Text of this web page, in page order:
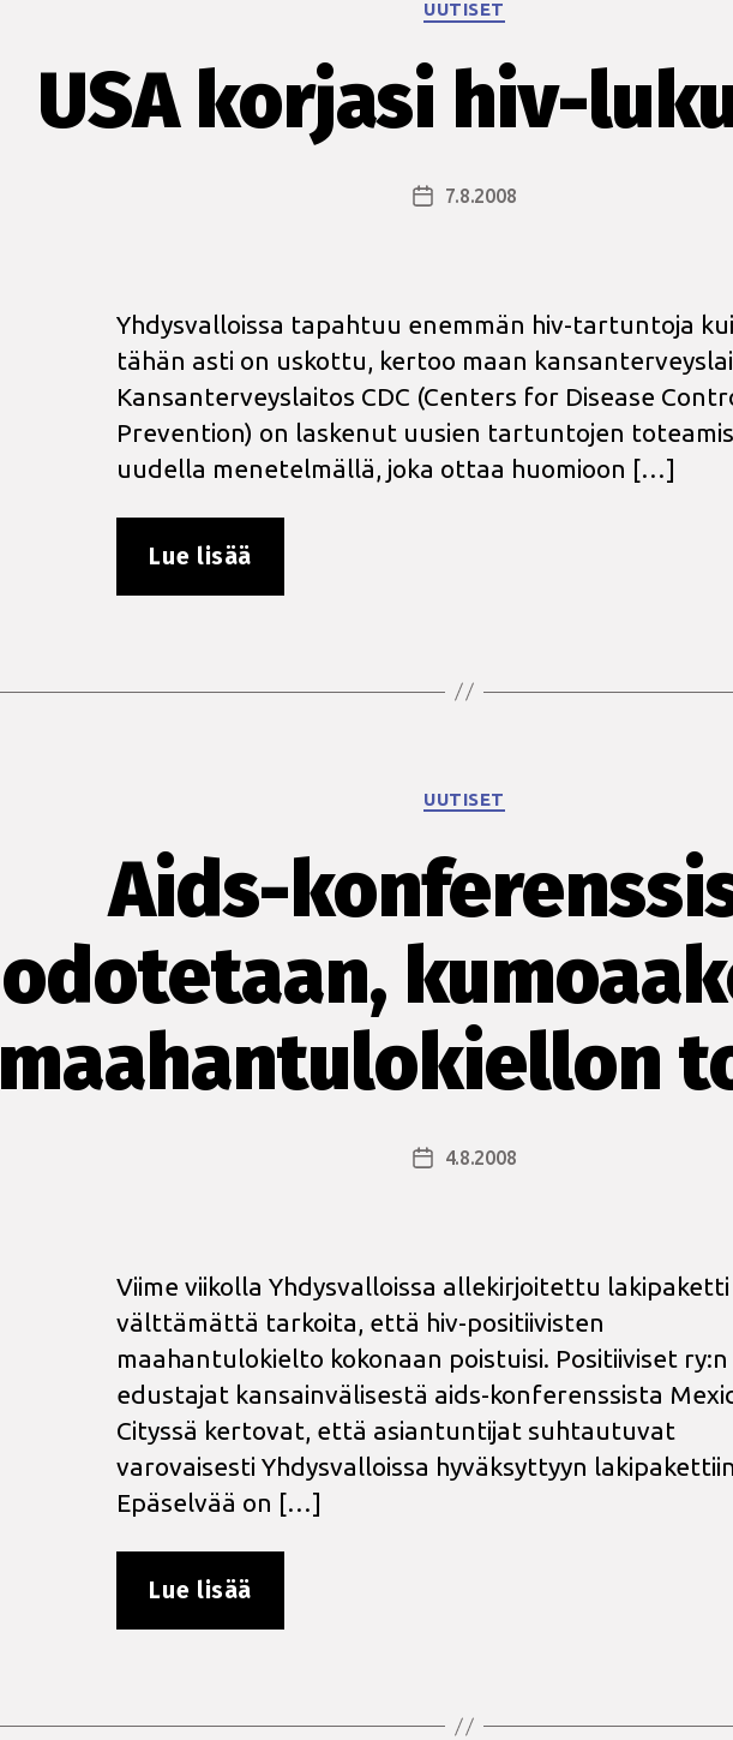
UUTISET
USA korjasi hiv-
Julkaisupäivämäärä
7.8.2008
Yhdysvalloissa tapahtuu enemmän hiv-tartuntoja
tähän asti on uskottu, kertoo maan
Kansanterveyslaitos CDC (Centers for Disease
Prevention) on laskenut uusien tartuntojen
uudella menetelmällä, joka ottaa huomioon […]
Lue lisää
Kategoriat
UUTISET
Aids-
odotetaan,
maahantulokiellon
Julkaisupäivämäärä
4.8.2008
Viime viikolla Yhdysvalloissa allekirjoitettu lakipaketti
välttämättä tarkoita, että hiv-positiivisten
maahantulokielto kokonaan poistuisi. Positiiviset ry:n
edustajat kansainvälisestä aids-konferenssista
Cityssä kertovat, että asiantuntijat suhtautuvat
varovaisesti Yhdysvalloissa hyväksyttyyn
Epäselvää on […]
Lue lisää